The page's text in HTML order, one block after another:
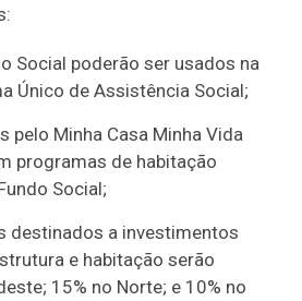
Social poderão ser usados na
Único de Assistência Social;
pelo Minha Casa Minha Vida
programas de habitação
Social;
destinados a investimentos
e habitação serão
15% no Norte; e 10% no